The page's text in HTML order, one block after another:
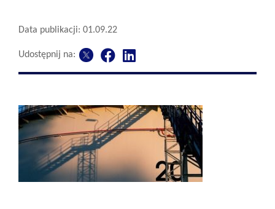
Data publikacji: 01.09.22
Udostępnij na: